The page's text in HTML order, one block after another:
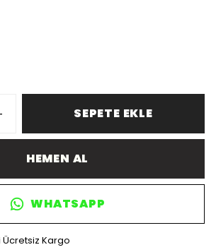
SEPETE EKLE
HEMEN AL
WHATSAPP
Ücretsiz Kargo